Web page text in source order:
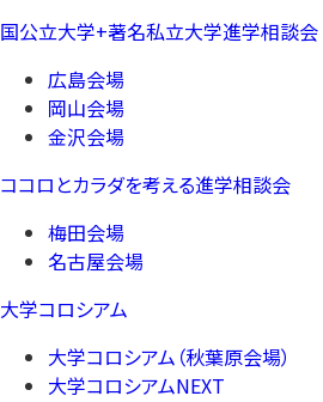
国公立大学+著名私立大学進学相談会
広島会場
岡山会場
金沢会場
ココロとカラダを考える進学相談会
梅田会場
名古屋会場
大学コロシアム
大学コロシアム（秋葉原会場）
大学コロシアムNEXT